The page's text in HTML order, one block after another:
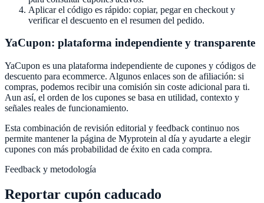
Aplicar el código es rápido: copiar, pegar en checkout y
verificar el descuento en el resumen del pedido.
YaCupon: plataforma independiente y transparente
YaCupon es una plataforma independiente de cupones y códigos de
descuento para ecommerce. Algunos enlaces son de afiliación: si
compras, podemos recibir una comisión sin coste adicional para ti.
Aun así, el orden de los cupones se basa en utilidad, contexto y
señales reales de funcionamiento.
Esta combinación de revisión editorial y feedback continuo nos
permite mantener la página de Myprotein al día y ayudarte a elegir
cupones con más probabilidad de éxito en cada compra.
Feedback y metodología
Reportar cupón caducado